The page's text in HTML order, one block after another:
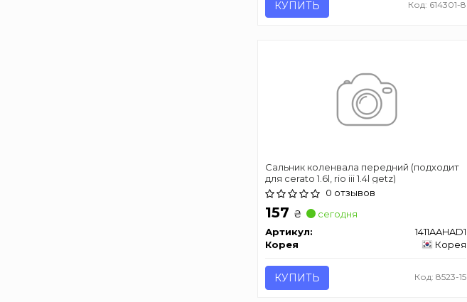
КУПИТЬ Код: 614301-8
Сальник коленвала передний (подходит
для cerato 1.6l, rio iii 1.4l getz)
0 отзывов
157 ₴
сегодня
Артикул:
1411AAHAD1
Корея
Корея
КУПИТЬ Код: 8523-15